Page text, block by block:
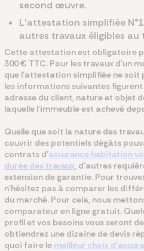
second œuvre.
L’attestation simplifiée
autres travaux éligibles au
Cette attestation est obligatoire
300 € TTC. Pour les travaux d’un
que l’attestation simplifiée ne
les informations suivantes
adresse du client, nature et objet
laquelle l’immeuble est achevé
Quelle que soit la nature des
couvrir des potentiels dégâts
contrats d'assurance habitation
durée des travaux, d'autres
extension de garantie. Pour
n'hésitez pas à comparer les
du marché. Pour cela, nous
comparateur en ligne gratuit.
profil et vos besoins vous seront
obtiendrez une dizaine de devis
quoi faire le meilleur choix